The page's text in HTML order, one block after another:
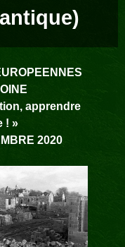
apprendre
! »
2020